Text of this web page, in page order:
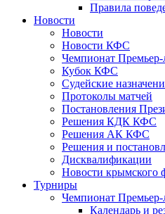
Правила
Новости
Новости
Новости КФС
Чемпионат
Кубок КФС
Судейские
Протоколы матчей
Постановления
Решения КДК КФС
Решения АК КФС
Решения и
Дисквалификации
Новости крымского
Турниры
Чемпионат
Календарь и